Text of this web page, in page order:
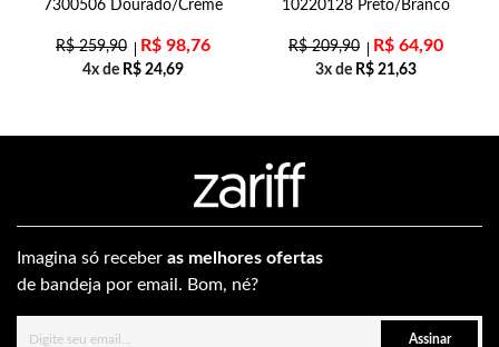
7300506 Dourado/Creme
R$259,90 R$ 98,76
4x de R$ 24,69
10220128 Preto/Branco
R$209,90 R$ 64,90
3x de R$ 21,63
Imagina só receber as melhores ofertas
de bandeja por email. Bom, né?
Assinar